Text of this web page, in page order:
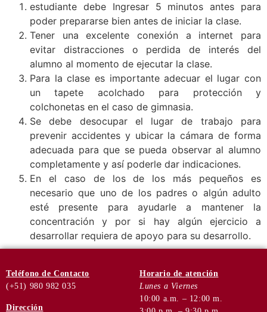
estudiante debe Ingresar 5 minutos antes para
poder prepararse bien antes de iniciar la clase.
Tener una excelente conexión a internet para
evitar distracciones o perdida de interés del
alumno al momento de ejecutar la clase.
Para la clase es importante adecuar el lugar con
un tapete acolchado para protección y
colchonetas en el caso de gimnasia.
Se debe desocupar el lugar de trabajo para
prevenir accidentes y ubicar la cámara de forma
adecuada para que se pueda observar al alumno
completamente y así poderle dar indicaciones.
En el caso de los de los más pequeños es
necesario que uno de los padres o algún adulto
esté presente para ayudarle a mantener la
concentración y por si hay algún ejercicio a
desarrollar requiera de apoyo para su desarrollo.
Teléfono de Contacto
(+51) 980 982 035
Dirección
Horario de atención
Lunes a Viernes
10:00 a.m. – 12:00 m.